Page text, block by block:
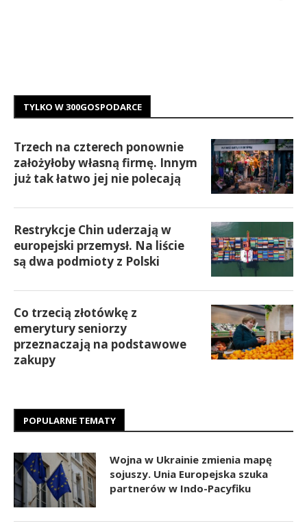
TYLKO W 300GOSPODARCE
Trzech na czterech ponownie
założyłoby własną firmę. Innym
już tak łatwo jej nie polecają
Restrykcje Chin uderzają w
europejski przemysł. Na liście
są dwa podmioty z Polski
Co trzecią złotówkę z
emerytury seniorzy
przeznaczają na podstawowe
zakupy
POPULARNE TEMATY
Wojna w Ukrainie zmienia mapę
sojuszy. Unia Europejska szuka
partnerów w Indo-Pacyfiku